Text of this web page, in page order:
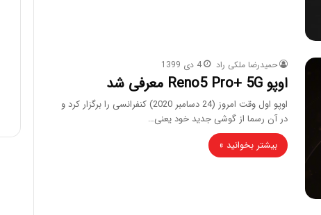
حمیدرضا ملکی راد 4 دی 1399
اوپو Reno5 Pro+ 5G معرفی شد
اوپو اول وقت امروز (24 دسامبر 2020) کنفرانسی را برگزار کرد و
در آن رسما از گوشی جدید خود یعنی…
بیشتر بخوانید »